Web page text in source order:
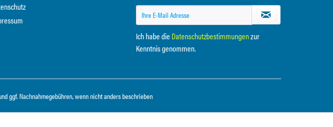
Ich habe die Datenschutzbestimmungenzur
Kenntnis genommen.
ggf. Nachnahmegebühren, wenn nicht anders beschrieben